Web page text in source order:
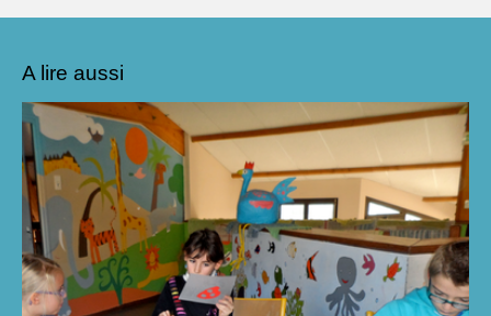
A lire aussi